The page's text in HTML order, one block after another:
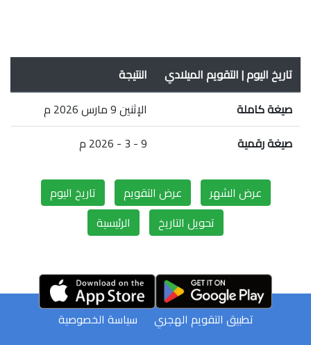
تاريخ اليوم | التقويم الميلادي
النتيجة
صيغة كاملة
الإثنين 9 مارس 2026 م
صيغة رقمية
9 - 3 - 2026 م
عرض الشهر عرض التقويم
تاريخ اليوم
تحويل التاريخ
الرئيسية
سياسة الخصوصية
تطبيق التقويم الهجري